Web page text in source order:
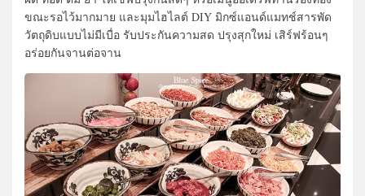
ขณะรอไว้มากมาย และมุมไฮไลต์ DIY มิกซ์แอนด์แมทช์สารพัด
วัตถุดิบแบบไม่มีเบื่อ รับประกันความสด ปรุงสุกใหม่ เสิร์ฟร้อนๆ
อร่อยกันจานต่อจาน